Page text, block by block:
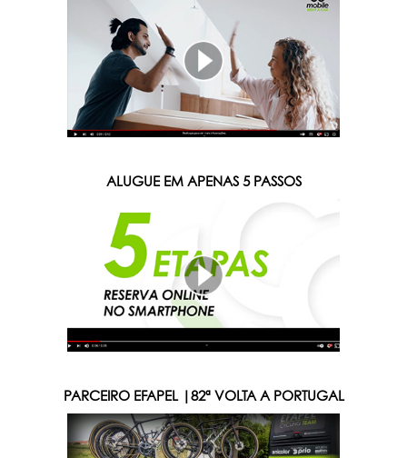
ALUGUE EM APENAS 5 PASSOS
PARCEIRO EFAPEL |82ª VOLTA A PORTUGAL